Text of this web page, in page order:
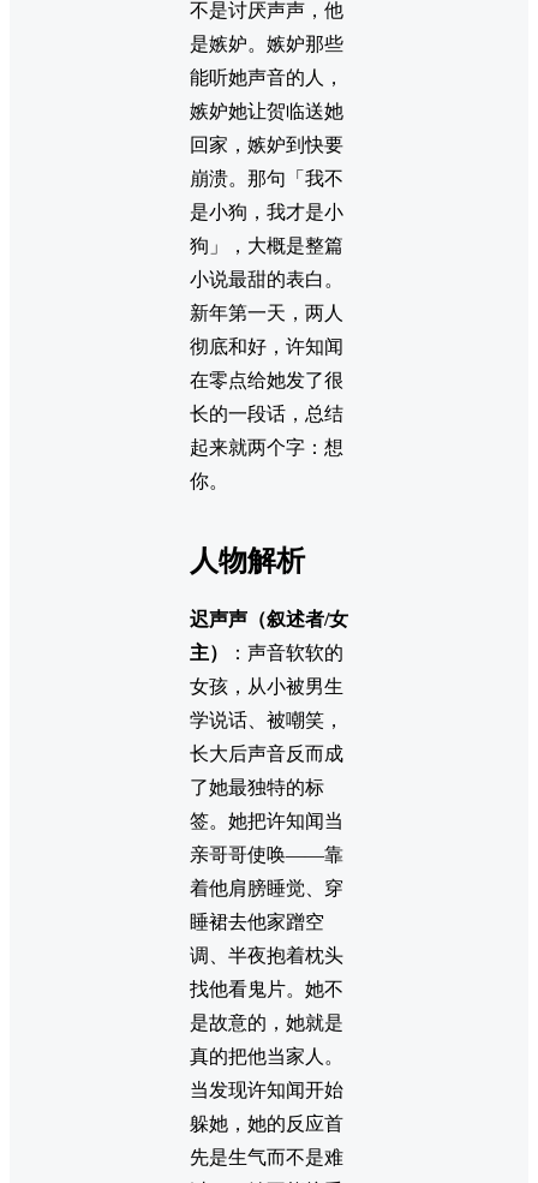
不是讨厌声声，他
是嫉妒。嫉妒那些
能听她声音的人，
嫉妒她让贺临送她
回家，嫉妒到快要
崩溃。那句「我不
是小狗，我才是小
狗」，大概是整篇
小说最甜的表白。
新年第一天，两人
彻底和好，许知闻
在零点给她发了很
长的一段话，总结
起来就两个字：想
你。
人物解析
迟声声（叙述者/女
主）
：声音软软的
女孩，从小被男生
学说话、被嘲笑，
长大后声音反而成
了她最独特的标
签。她把许知闻当
亲哥哥使唤——靠
着他肩膀睡觉、穿
睡裙去他家蹭空
调、半夜抱着枕头
找他看鬼片。她不
是故意的，她就是
真的把他当家人。
当发现许知闻开始
躲她，她的反应首
先是生气而不是难